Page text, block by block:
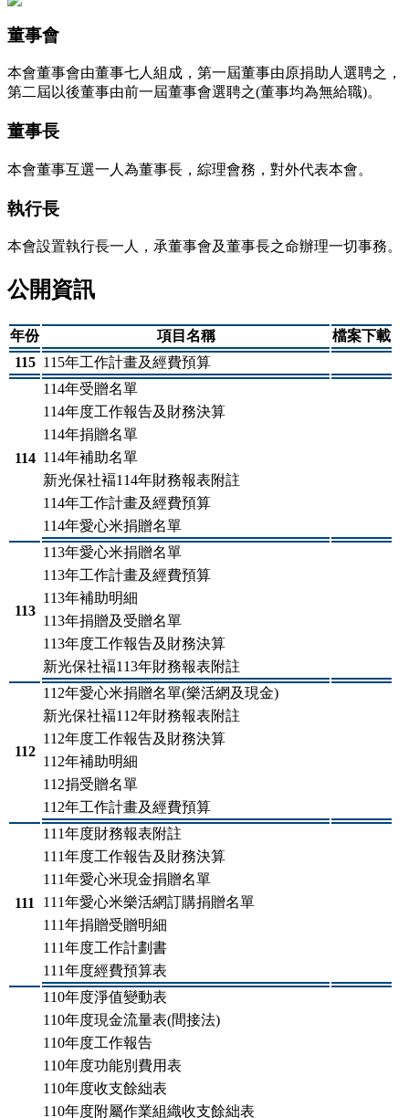
董事會
本會董事會由董事七人組成，第一屆董事由原捐助人選聘之，
第二屆以後董事由前一屆董事會選聘之(董事均為無給職)。
董事長
本會董事互選一人為董事長，綜理會務，對外代表本會。
執行長
本會設置執行長一人，承董事會及董事長之命辦理一切事務。
公開資訊
年份 項目名稱
檔案下載
115 115年工作計畫及經費預算
114
114年受贈名單
114年度工作報告及財務決算
114年捐贈名單
114年補助名單
新光保社褔114年財務報表附註
114年工作計畫及經費預算
114年愛心米捐贈名單
113
113年愛心米捐贈名單
113年工作計畫及經費預算
113年補助明細
113年捐贈及受贈名單
113年度工作報告及財務決算
新光保社褔113年財務報表附註
112
112年愛心米捐贈名單(樂活網及現金)
新光保社褔112年財務報表附註
112年度工作報告及財務決算
112年補助明細
112捐受贈名單
112年工作計畫及經費預算
111
111年度財務報表附註
111年度工作報告及財務決算
111年愛心米現金捐贈名單
111年愛心米樂活網訂購捐贈名單
111年捐贈受贈明細
111年度工作計劃書
111年度經費預算表
110年度淨值變動表
110年度現金流量表(間接法)
110年度工作報告
110年度功能別費用表
110年度收支餘絀表
110年度附屬作業組織收支餘絀表